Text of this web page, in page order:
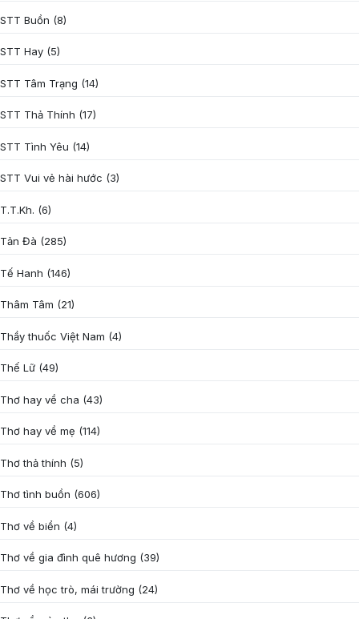
STT Buồn (8)
STT Hay (5)
STT Tâm Trạng (14)
STT Thả Thính (17)
STT Tình Yêu (14)
STT Vui vẻ hài hước (3)
T.T.Kh. (6)
Tản Đà (285)
Tế Hanh (146)
Thâm Tâm (21)
Thầy thuốc Việt Nam (4)
Thế Lữ (49)
Thơ hay về cha (43)
Thơ hay về mẹ (114)
Thơ thả thính (5)
Thơ tình buồn (606)
Thơ về biển (4)
Thơ về gia đình quê hương (39)
Thơ về học trò, mái trường (24)